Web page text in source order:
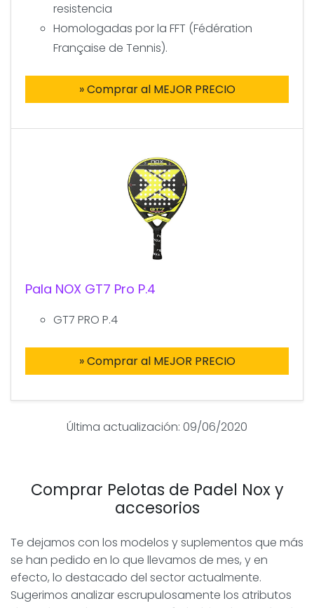
resistencia
Homologadas por la FFT (Fédération
Française de Tennis).
» Comprar al MEJOR PRECIO
Pala NOX GT7 Pro P.4
GT7 PRO P.4
» Comprar al MEJOR PRECIO
Última actualización: 09/06/2020
Comprar Pelotas de Padel Nox y
accesorios
Te dejamos con los modelos y suplementos que más
se han pedido en lo que llevamos de mes, y en
efecto, lo destacado del sector actualmente.
Sugerimos analizar escrupulosamente los atributos